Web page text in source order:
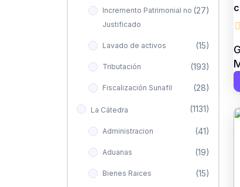
Incremento Patrimonial no
Justificado
(27)
Lavado de activos (15)
Tributación (193)
Fiscalización Sunafil (28)
La Cátedra (1131)
Administracion (41)
Aduanas (19)
Bienes Raices (15)